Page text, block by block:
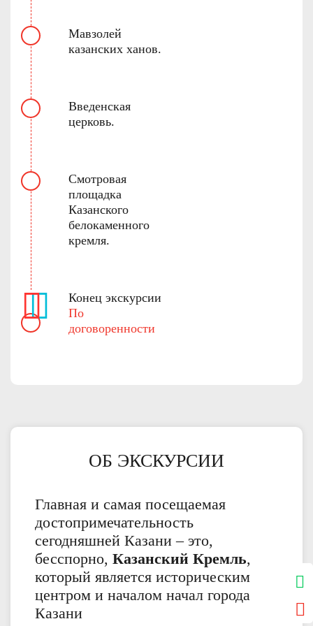
Мавзолей
казанских ханов.
Введенская
церковь.
Смотровая
площадка
Казанского
белокаменного
кремля.
Конец экскурсии
По
договоренности
ОБ ЭКСКУРСИИ
Главная и самая посещаемая
достопримечательность
сегодняшней Казани – это,
бесспорно, Казанский Кремль,
который является историческим
центром и началом начал города
Казани